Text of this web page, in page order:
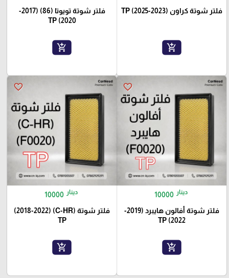
فلتر شوتة كراون (2023-2025) TP
add_shopping_cart
فلتر شوتة تويوتا (86) (2017-
2020) TP
add_shopping_cart
favorite_border
10000 دينار
فلتر شوتة أفالون هايبرد (2019-
2022) TP
add_shopping_cart
favorite_border
10000 دينار
فلتر شوتة (C-HR) (2018-2022)
TP
add_shopping_cart